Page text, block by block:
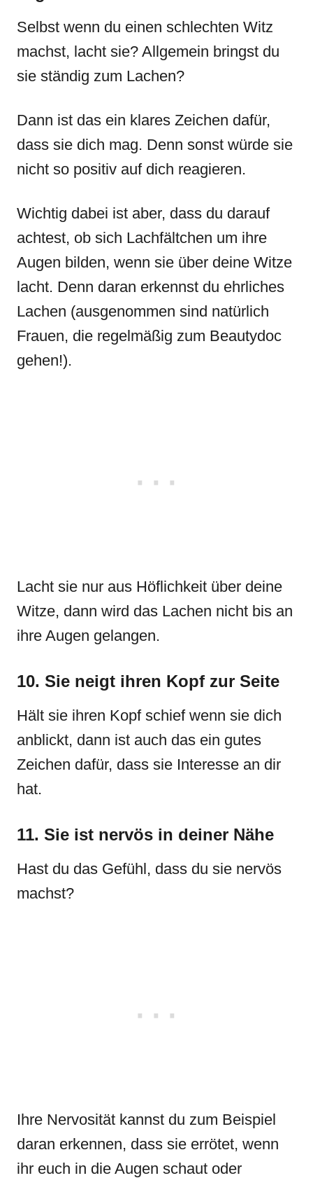
Selbst wenn du einen schlechten Witz
machst, lacht sie? Allgemein bringst du
sie ständig zum Lachen?
Dann ist das ein klares Zeichen dafür,
dass sie dich mag. Denn sonst würde sie
nicht so positiv auf dich reagieren.
Wichtig dabei ist aber, dass du darauf
achtest, ob sich Lachfältchen um ihre
Augen bilden, wenn sie über deine Witze
lacht. Denn daran erkennst du ehrliches
Lachen (ausgenommen sind natürlich
Frauen, die regelmäßig zum Beautydoc
gehen!).
Lacht sie nur aus Höflichkeit über deine
Witze, dann wird das Lachen nicht bis an
ihre Augen gelangen.
10. Sie neigt ihren Kopf zur Seite
Hält sie ihren Kopf schief wenn sie dich
anblickt, dann ist auch das ein gutes
Zeichen dafür, dass sie Interesse an dir
hat.
11. Sie ist nervös in deiner Nähe
Hast du das Gefühl, dass du sie nervös
machst?
Ihre Nervosität kannst du zum Beispiel
daran erkennen, dass sie errötet, wenn
ihr euch in die Augen schaut oder